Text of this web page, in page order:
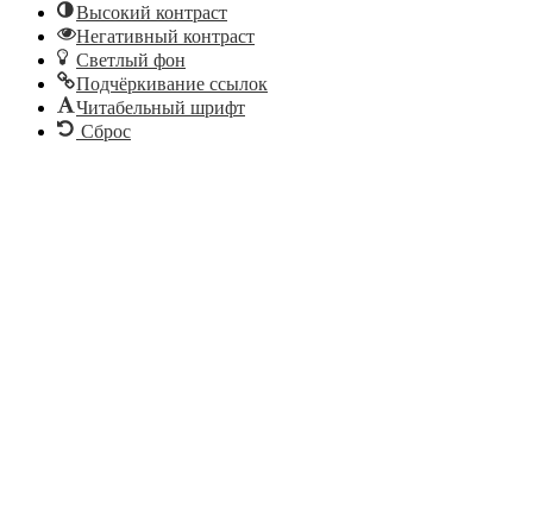
Высокий контраст
Негативный контраст
Светлый фон
Подчёркивание ссылок
Читабельный шрифт
Сброс